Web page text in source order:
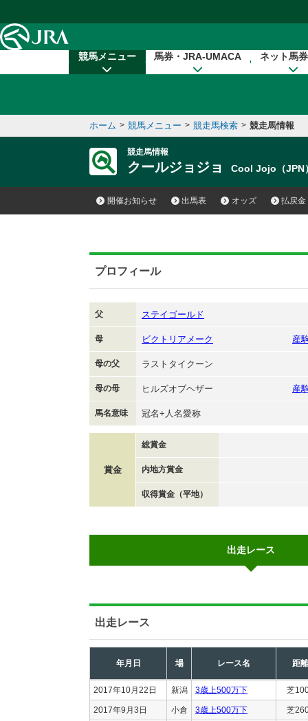
競馬メニュー 馬券・JRA-UMACA ネット馬
ホーム > 競馬メニュー > 競走馬検索 > 競走馬情報
競走馬情報
クールジョジョ Cool Jojo（JPN
開催お知らせ 出馬表 オッズ 払戻金
プロフィール
父 ステイゴールド
母 ビクトリアメーク 産
母の父 ラストタイクーン
母の母 ヒルズオブヘザー 産
馬名意味 冠名+人名愛称
賞金
総賞金
内地方賞金
収得賞金（平地）
出走レース
出走レース
年月日 場 レース名 距離
2017年10月22日 新潟 3歳上500万下 芝
2017年9月3日 小倉 3歳上500万下 芝